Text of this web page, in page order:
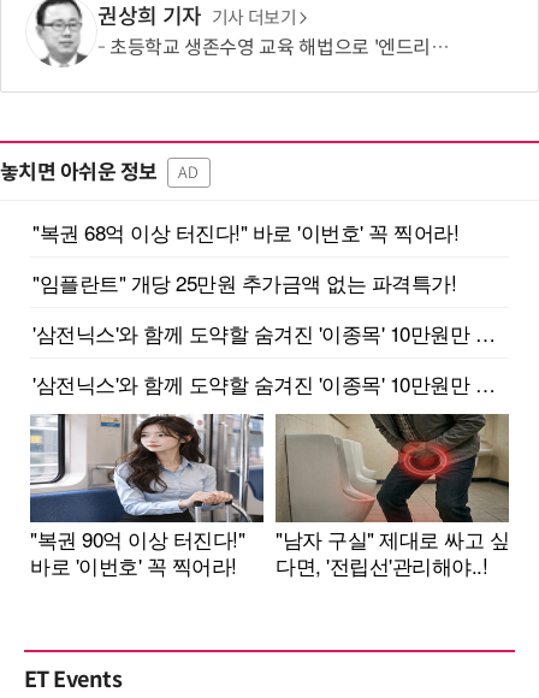
권상희 기자 기사 더보기
초등학교 생존수영 교육 해법으로 '엔드리스풀' 주목
놓치면 아쉬운 정보 AD
ET Events